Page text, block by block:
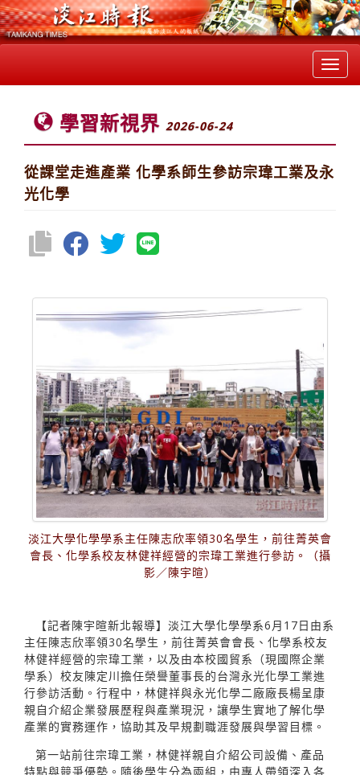
學習新視界 2026-06-24
從課堂走進產業 化學系師生參訪宗瑋工業及永
光化學
淡江大學化學學系主任陳志欣率領30名學生，前往菁英會
會長、化學系校友林健祥經營的宗瑋工業進行參訪。（攝
影／陳宇暄）
【記者陳宇暄新北報導】淡江大學化學學系6月17日由系
主任陳志欣率領30名學生，前往菁英會會長、化學系校友
林健祥經營的宗瑋工業，以及由本校國貿系（現國際企業
學系）校友陳定川擔任榮譽董事長的台灣永光化學工業進
行參訪活動。行程中，林健祥與永光化學二廠廠長楊呈康
親自介紹企業發展歷程與產業現況，讓學生實地了解化學
產業的實務運作，協助其及早規劃職涯發展與學習目標。
第一站前往宗瑋工業，林健祥親自介紹公司設備、產品
特點與競爭優勢。隨後學生分為兩組，由專人帶領深入各